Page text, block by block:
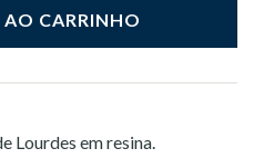
CARRINHO
Lourdes em resina.